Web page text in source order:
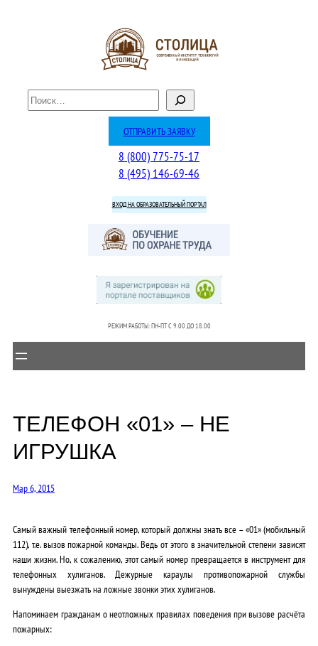
П
о
ОТПРАВИТЬ ЗАЯВКУ
8 (800) 775-75-17
8 (495) 146-69-46
ВХОД НА ОБРАЗОВАТЕЛЬНЫЙ ПОРТАЛ
РЕЖИМ РАБОТЫ: ПН-ПТ C 9.00 ДО 18.00
ТЕЛЕФОН «01» – НЕ
ИГРУШКА
Мар 6, 2015
Самый важный телефонный номер, который должны знать все – «01» (мобильный
112), т.е. вызов пожарной команды. Ведь от этого в значительной степени зависят
наши жизни. Но, к сожалению, этот самый номер превращается в инструмент для
телефонных хулиганов. Дежурные караулы противопожарной службы
вынуждены выезжать на ложные звонки этих хулиганов.
Напоминаем гражданам о неотложных правилах поведения при вызове расчёта
пожарных: